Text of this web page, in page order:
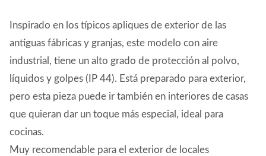
Inspirado en los típicos apliques de exterior de las
antiguas fábricas y granjas, este modelo con aire
industrial, tiene un alto grado de protección al polvo,
líquidos y golpes (IP 44). Está preparado para exterior,
pero esta pieza puede ir también en interiores de casas
que quieran dar un toque más especial, ideal para
cocinas.
Muy recomendable para el exterior de locales